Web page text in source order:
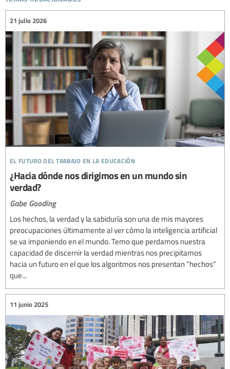
el futuro del trabajo en la educación
21 julio 2026
¿Hacia dónde nos dirigimos en un mundo sin
verdad?
Gabe Gooding
Los hechos, la verdad y la sabiduría son una de mis mayores
preocupaciones últimamente al ver cómo la inteligencia artificial
se va imponiendo en el mundo. Temo que perdamos nuestra
capacidad de discernir la verdad mientras nos precipitamos
hacia un futuro en el que los algoritmos nos presentan “hechos”
que...
11 junio 2025